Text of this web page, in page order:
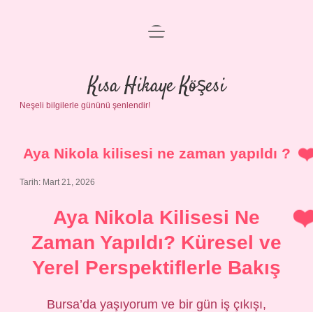
Anasayfa
Gizlilik Politikası
Yasal Uyarı
menüyü
Kısa Hikaye Köşesi
Neşeli bilgilerle gününü şenlendir!
Aya Nikola kilisesi ne zaman yapıldı ?
Tarih: Mart 21, 2026
Aya Nikola Kilisesi Ne
Zaman Yapıldı? Küresel ve
Yerel Perspektiflerle Bakış
Bursa’da yaşıyorum ve bir gün iş çıkışı,